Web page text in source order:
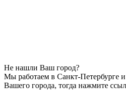
Не нашли Ваш город?
Мы работаем в Санкт-Петербурге
Вашего города, тогда нажмите